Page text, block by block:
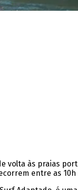
volta às praias
entre as